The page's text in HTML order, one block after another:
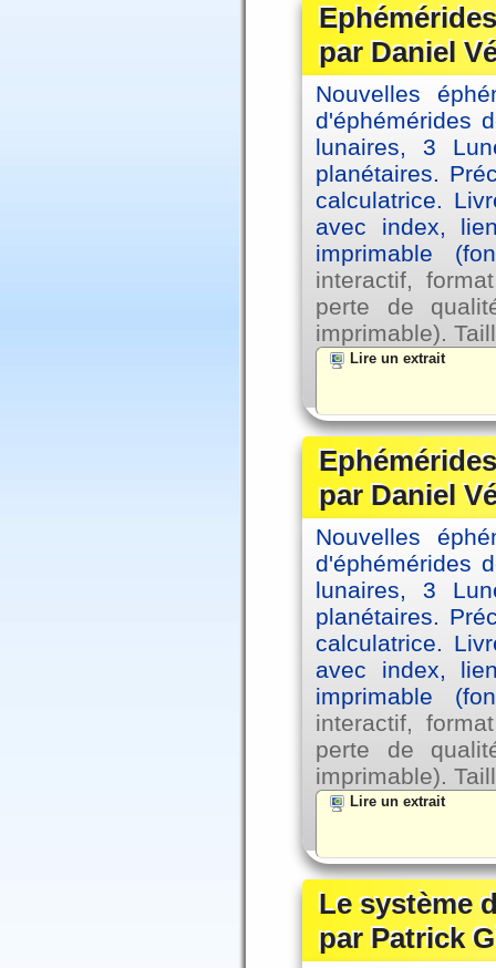
par Daniel
Nouvelles
d'éphémérides
lunaires, 3
planétaires.
calculatrice.
avec index,
imprimable
interactif,
perte de
imprimable).
Lire un extrait
par Daniel
Nouvelles
d'éphémérides
lunaires, 3
planétaires.
calculatrice.
avec index,
imprimable
interactif,
perte de
imprimable).
Lire un extrait
Le système
par Patrick